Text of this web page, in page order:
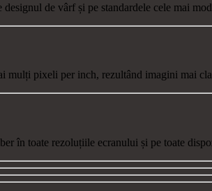
designul de vârf și pe standardele cele mai
mulți pixeli per inch, rezultând imagini mai
în toate rezoluțiile ecranului și pe toate